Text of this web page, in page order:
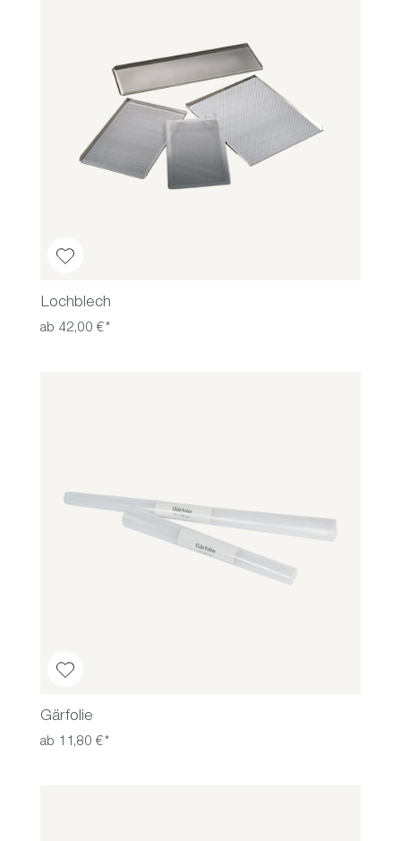
Lochblech
ab 42,00 €*
Gärfolie
ab 11,80 €*